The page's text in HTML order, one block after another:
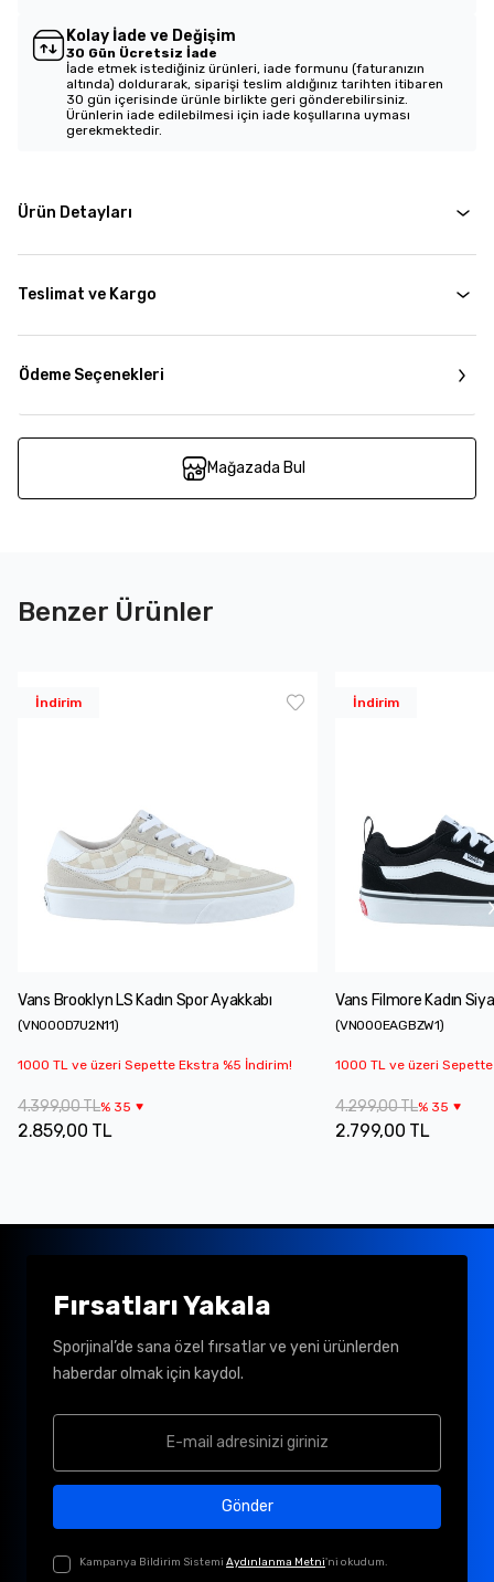
Kolay İade ve Değişim
30 Gün Ücretsiz İade
İade etmek istediğiniz ürünleri, iade formunu (faturanızın
altında) doldurarak, siparişi teslim aldığınız tarihten itibaren
30 gün içerisinde ürünle birlikte geri gönderebilirsiniz.
Ürünlerin iade edilebilmesi için iade koşullarına uyması
gerekmektedir.
Ürün Detayları
Teslimat ve Kargo
Ödeme Seçenekleri
Mağazada Bul
Benzer Ürünler
İndirim
Vans Brooklyn LS Kadın Spor Ayakkabı
(VN000D7U2N11)
1000 TL ve üzeri Sepette Ekstra %5 İndirim!
4.399,00 TL% 35
2.859,00 TL
İndirim
Vans Filmore Kadın
(VN000EAGBZW1)
1000 TL ve üzeri
4.299,00 TL% 35
2.799,00 TL
Fırsatları Yakala
Sporjinal’de sana özel fırsatlar ve yeni ürünlerden
haberdar olmak için kaydol.
Gönder
Kampanya Bildirim Sistemi Aydınlanma Metni'ni okudum.